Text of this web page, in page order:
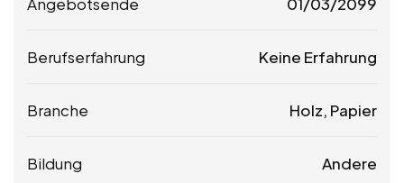
Berufserfahrung Keine Erfahrung
Branche Holz, Papier
Bildung Andere